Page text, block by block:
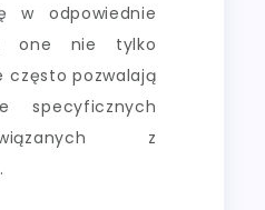
w odpowiednie
one nie tylko
często pozwalają
specyficznych
z